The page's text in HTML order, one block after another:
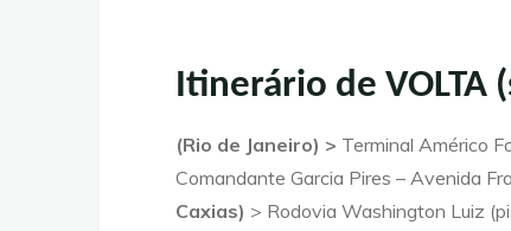
Itinerário de VOLTA
(Rio de Janeiro) > Terminal Américo
Comandante Garcia Pires – Avenida
Caxias) > Rodovia Washington Luiz